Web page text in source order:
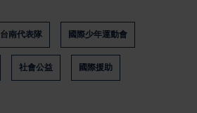
台南代表隊 國際少年運動會
社會公益 國際援助